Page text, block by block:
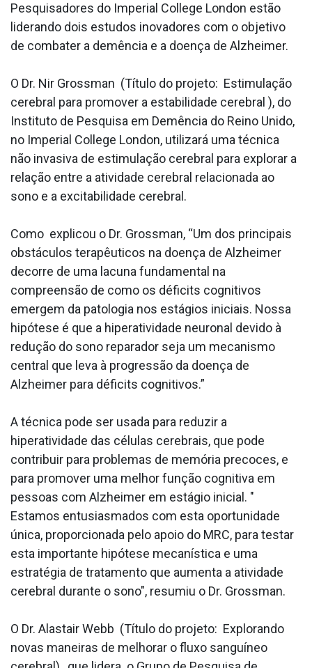
Pesquisadores do Imperial College London estão
liderando dois estudos inovadores com o objetivo
de combater a demência e a doença de Alzheimer.
O Dr. Nir Grossman (Título do projeto: Estimulação
cerebral para promover a estabilidade cerebral ), do
Instituto de Pesquisa em Demência do Reino Unido,
no Imperial College London, utilizará uma técnica
não invasiva de estimulação cerebral para explorar a
relação entre a atividade cerebral relacionada ao
sono e a excitabilidade cerebral.
Como explicou o Dr. Grossman, “Um dos principais
obstáculos terapêuticos na doença de Alzheimer
decorre de uma lacuna fundamental na
compreensão de como os déficits cognitivos
emergem da patologia nos estágios iniciais. Nossa
hipótese é que a hiperatividade neuronal devido à
redução do sono reparador seja um mecanismo
central que leva à progressão da doença de
Alzheimer para déficits cognitivos.”
A técnica pode ser usada para reduzir a
hiperatividade das células cerebrais, que pode
contribuir para problemas de memória precoces, e
para promover uma melhor função cognitiva em
pessoas com Alzheimer em estágio inicial. "
Estamos entusiasmados com esta oportunidade
única, proporcionada pelo apoio do MRC, para testar
esta importante hipótese mecanística e uma
estratégia de tratamento que aumenta a atividade
cerebral durante o sono", resumiu o Dr. Grossman.
O Dr. Alastair Webb (Título do projeto: Explorando
novas maneiras de melhorar o fluxo sanguíneo